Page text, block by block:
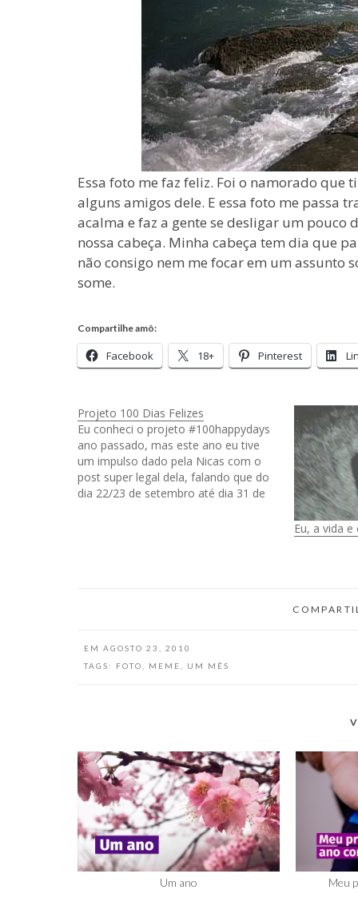
Essa foto me faz feliz. Foi o namorado que
alguns amigos dele. E essa foto me passa
acalma e faz a gente se desligar um pouco
nossa cabeça. Minha cabeça tem dia que
não consigo nem me focar em um assunto
some.
Compartilhe amô:
Facebook 18+ Pinterest
Projeto 100 Dias Felizes
Eu conheci o projeto #100happydays
ano passado, mas este ano eu tive
um impulso dado pela Nicas com o
post super legal dela, falando que do
dia 22/23 de setembro até dia 31 de
Eu, a vida
EM AGOSTO 23, 2010
TAGS:
FOTO MEME UM MÊS
Um ano Meu